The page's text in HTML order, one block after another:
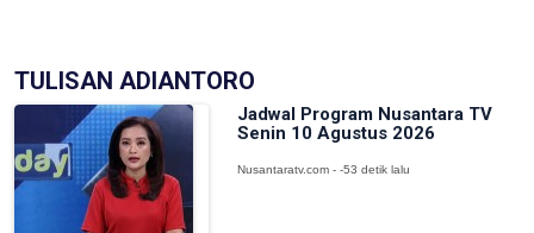
TULISAN ADIANTORO
Jadwal Program Nusantara TV
Senin 10 Agustus 2026
Nusantaratv.com - -53 detik lalu